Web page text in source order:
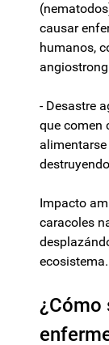
causar
humanos,
- Desastre
que comen
Impacto
caracoles
ecosistema.
¿Cómo